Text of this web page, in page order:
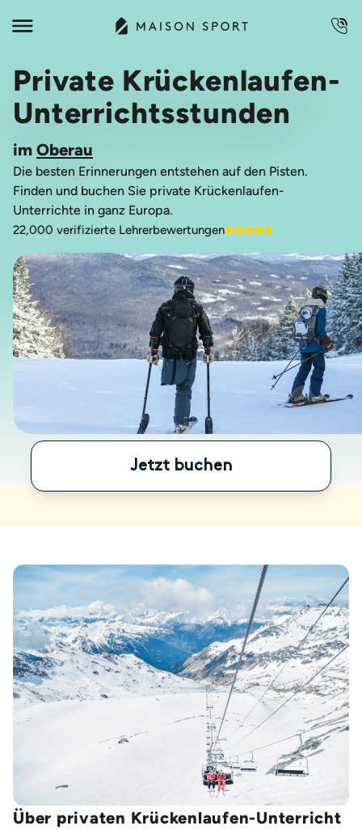
Private Krückenlaufen-
Unterrichtsstunden
im Oberau
Die besten Erinnerungen entstehen auf den Pisten.
Finden und buchen Sie private Krückenlaufen-
Unterrichte in ganz Europa.
22,000 verifizierte Lehrerbewertungen
Jetzt buchen
Über privaten Krückenlaufen-Unterricht